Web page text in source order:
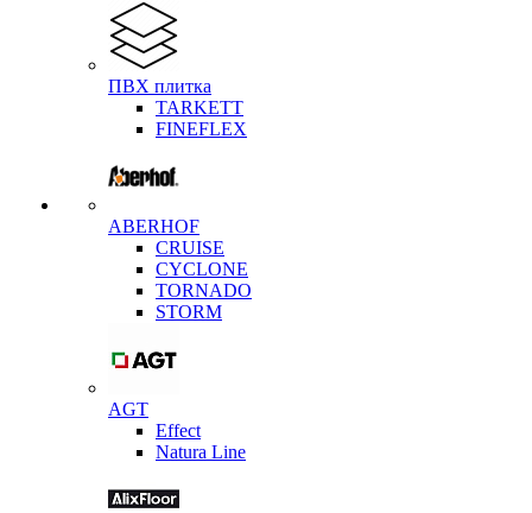
ПВХ плитка
TARKETT
FINEFLEX
ABERHOF
CRUISE
CYCLONE
TORNADO
STORM
AGT
Effect
Natura Line